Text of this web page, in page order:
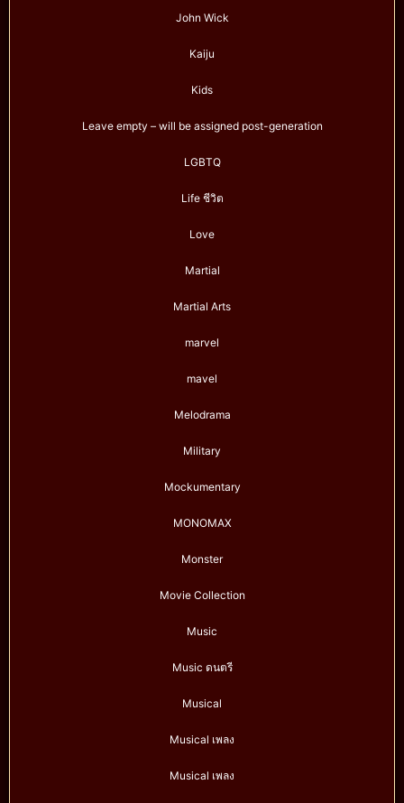
John Wick
Kaiju
Kids
Leave empty – will be assigned post-generation
LGBTQ
Life ชีวิต
Love
Martial
Martial Arts
marvel
mavel
Melodrama
Military
Mockumentary
MONOMAX
Monster
Movie Collection
Music
Music ดนตรี
Musical
Musical เพลง
Musical เพลง